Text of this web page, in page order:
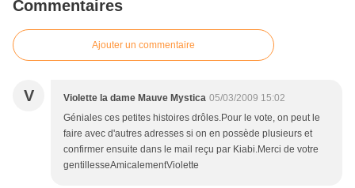
Commentaires
Ajouter un commentaire
V Violette la dame Mauve Mystica 05/03/2009 15:02
Géniales ces petites histoires drôles.Pour le vote, on peut le
faire avec d'autres adresses si on en possède plusieurs et
confirmer ensuite dans le mail reçu par Kiabi.Merci de votre
gentillesseAmicalementViolette